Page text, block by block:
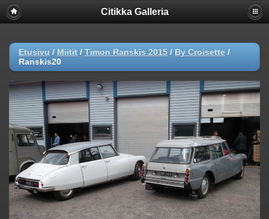
Citikka Galleria
Etusivu / Miitit / Timon Ranskis 2015 / By Croisette /
Ranskis20